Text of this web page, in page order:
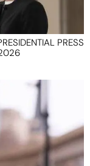
PRESS